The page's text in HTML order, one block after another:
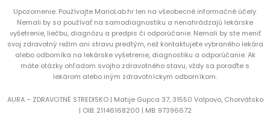
Upozornenie: Používajte MarioLab.hr len na všeobecné informačné účely.
Nemali by sa používať na samodiagnostiku a nenahrádzajú lekárske
vyšetrenie, liečbu, diagnózu a predpis či odporúčanie. Nemali by ste meniť
svoj zdravotný režim ani stravu predtým, než kontaktujete vybraného lekára
alebo odborníka na lekárske vyšetrenie, diagnostiku a odporúčanie. Ak
máte otázky ohľadom svojho zdravotného stavu, vždy sa poraďte s
lekárom alebo iným zdravotníckym odborníkom.
AURA – ZDRAVOTNÉ STREDISKO | Matije Gupca 37, 31550 Valpovo, Chorvátsko
| OIB: 21146168200 | MB: 97396672